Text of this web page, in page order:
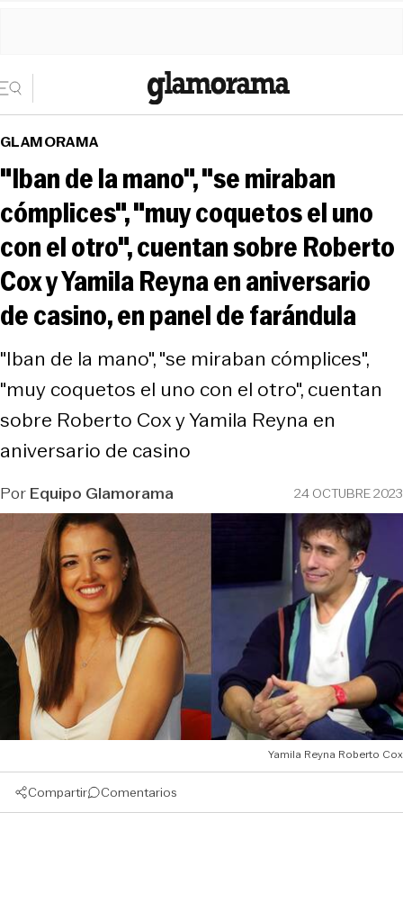
GLAMORAMA
"Iban de la mano", "se miraban
cómplices", "muy coquetos el uno
con el otro", cuentan sobre Roberto
Cox y Yamila Reyna en aniversario
de casino, en panel de farándula
"Iban de la mano", "se miraban cómplices",
"muy coquetos el uno con el otro", cuentan
sobre Roberto Cox y Yamila Reyna en
aniversario de casino
PorEquipo Glamorama 24 OCTUBRE 2023
Yamila Reyna Roberto Cox
Compartir Comentarios